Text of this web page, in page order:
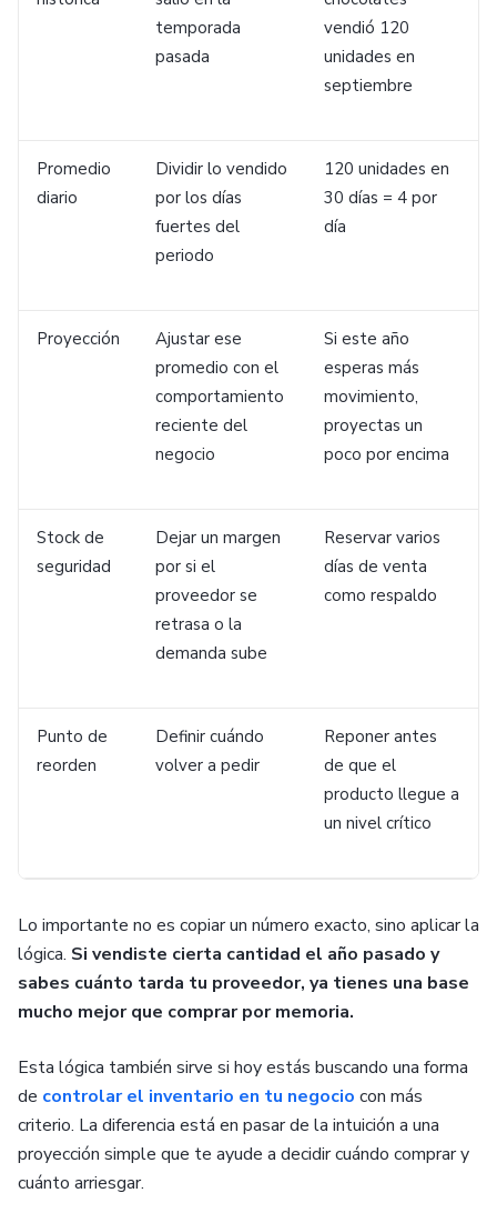
temporada
pasada
vendió 120
unidades en
septiembre
Promedio
diario
Dividir lo vendido
por los días
fuertes del
periodo
120 unidades en
30 días = 4 por
día
Proyección
Ajustar ese
promedio con el
comportamiento
reciente del
negocio
Si este año
esperas más
movimiento,
proyectas un
poco por encima
Stock de
seguridad
Dejar un margen
por si el
proveedor se
retrasa o la
demanda sube
Reservar varios
días de venta
como respaldo
Punto de
reorden
Definir cuándo
volver a pedir
Reponer antes
de que el
producto llegue a
un nivel crítico
Lo importante no es copiar un número exacto, sino aplicar la
lógica. Si vendiste cierta cantidad el año pasado y
sabes cuánto tarda tu proveedor, ya tienes una base
mucho mejor que comprar por memoria.
Esta lógica también sirve si hoy estás buscando una forma
de controlar el inventario en tu negocio con más
criterio. La diferencia está en pasar de la intuición a una
proyección simple que te ayude a decidir cuándo comprar y
cuánto arriesgar.